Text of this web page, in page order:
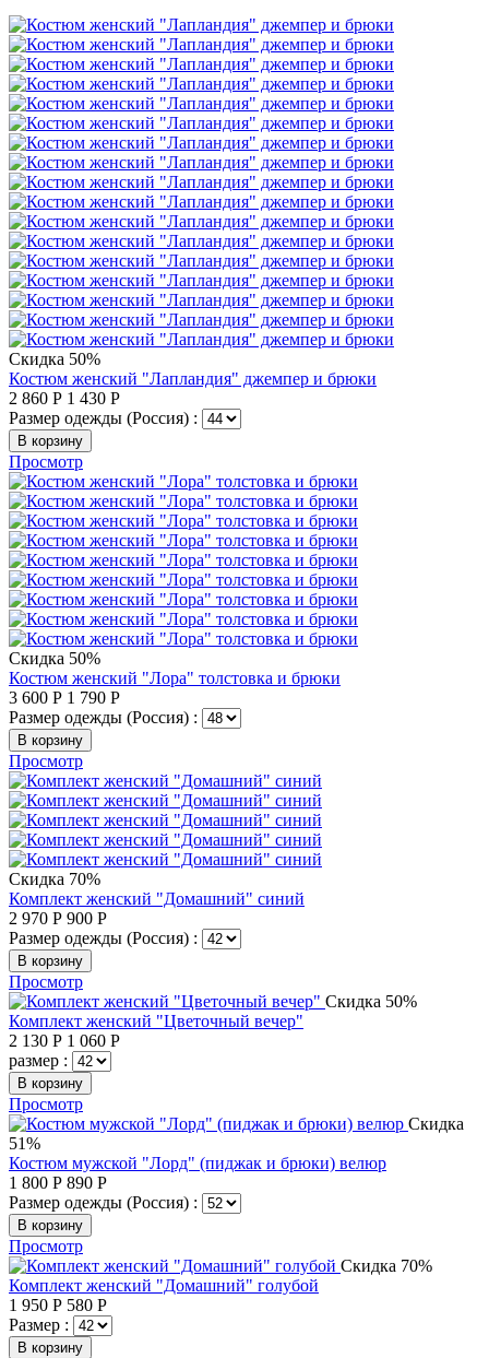
Скидка 50%
Костюм женский "Лапландия" джемпер и брюки
2 860 Р 1 430 Р
Размер одежды (Россия) :
В корзину
Просмотр
Скидка 50%
Костюм женский "Лора" толстовка и брюки
3 600 Р 1 790 Р
Размер одежды (Россия) :
В корзину
Просмотр
Скидка 70%
Комплект женский "Домашний" синий
2 970 Р 900 Р
Размер одежды (Россия) :
В корзину
Просмотр
Скидка 50%
Комплект женский "Цветочный вечер"
2 130 Р 1 060 Р
размер :
В корзину
Просмотр
Скидка
51%
Костюм мужской "Лорд" (пиджак и брюки) велюр
1 800 Р 890 Р
Размер одежды (Россия) :
В корзину
Просмотр
Скидка 70%
Комплект женский "Домашний" голубой
1 950 Р 580 Р
Размер :
В корзину